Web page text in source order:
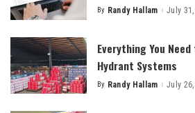
Posted
By Randy Hallam July
Everything You
Hydrant Systems
Posted
By Randy Hallam July